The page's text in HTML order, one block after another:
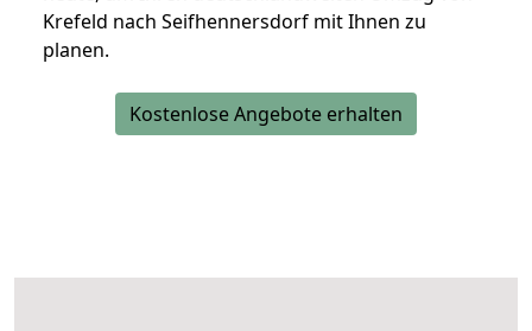
Krefeld nach Seifhennersdorf mit Ihnen zu
planen.
Kostenlose Angebote erhalten